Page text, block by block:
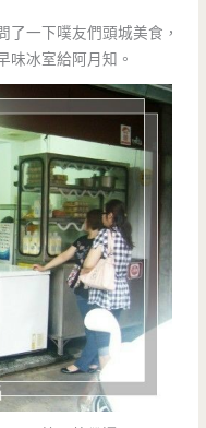
一下噗友們頭城美食，
味冰室給阿月知。